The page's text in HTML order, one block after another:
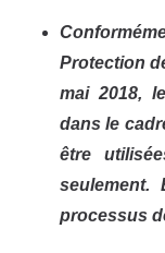
Protection
mai 2018,
dans le
être
seulement.
processus